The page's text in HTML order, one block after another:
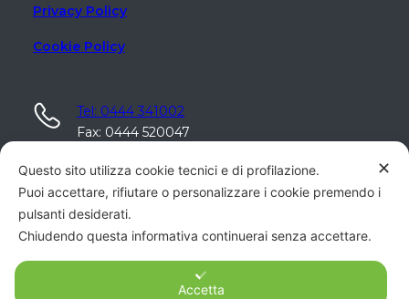
Privacy Policy
Cookie Policy
Tel: 0444 341002
Fax: 0444 520047
aziende@bicego.it
privati@bicego.it
Centro Direzionale "Il Quadro"
Via Piazzon, 82/114
36051 Creazzo (VI) - Italy
✕
Questo sito utilizza cookie tecnici e di profilazione.
Puoi accettare, rifiutare o personalizzare i cookie premendo i
pulsanti desiderati.
Chiudendo questa informativa continuerai senza accettare.
Accetta